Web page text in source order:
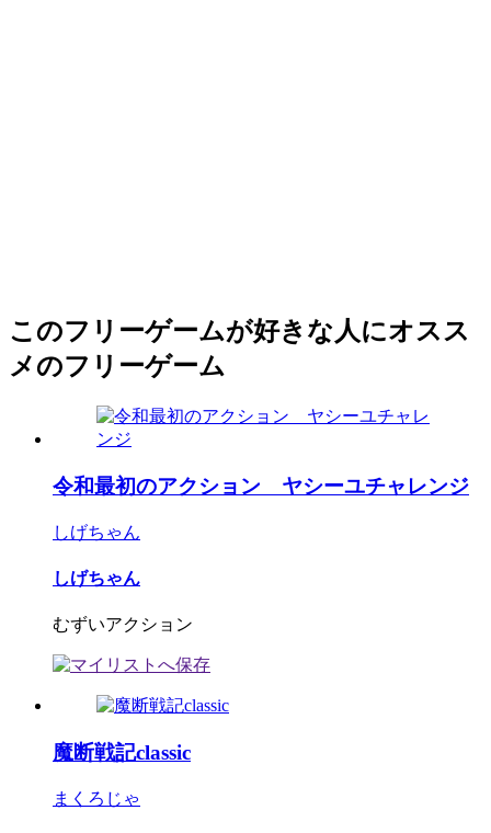
このフリーゲームが好きな人にオスス
メのフリーゲーム
令和最初のアクション ヤシーユチャレンジ
しげちゃん
しげちゃん
むずいアクション
魔断戦記classic
まくろじゃ